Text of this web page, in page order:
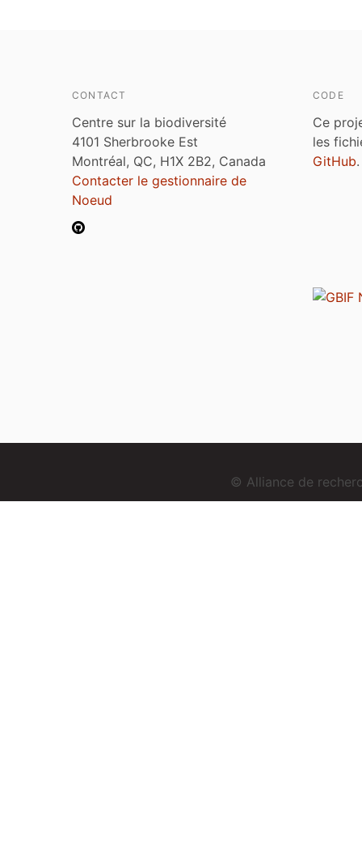
CONTACT
Centre sur la biodiversité
4101 Sherbrooke Est
Montréal, QC, H1X 2B2, Canada
Contacter le gestionnaire de
Noeud
CODE
Ce
les
GitHub.
© Alliance de